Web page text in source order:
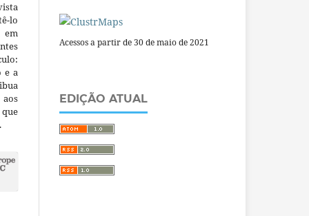
lo
em
e a
Acessos a partir de 30 de maio de 2021
EDIÇÃO ATUAL